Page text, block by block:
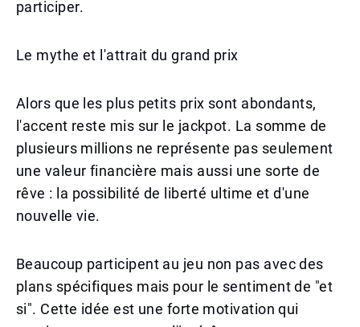
participer.
Le mythe et l'attrait du grand prix
Alors que les plus petits prix sont abondants,
l'accent reste mis sur le jackpot. La somme de
plusieurs millions ne représente pas seulement
une valeur financière mais aussi une sorte de
rêve : la possibilité de liberté ultime et d'une
nouvelle vie.
Beaucoup participent au jeu non pas avec des
plans spécifiques mais pour le sentiment de "et
si". Cette idée est une forte motivation qui